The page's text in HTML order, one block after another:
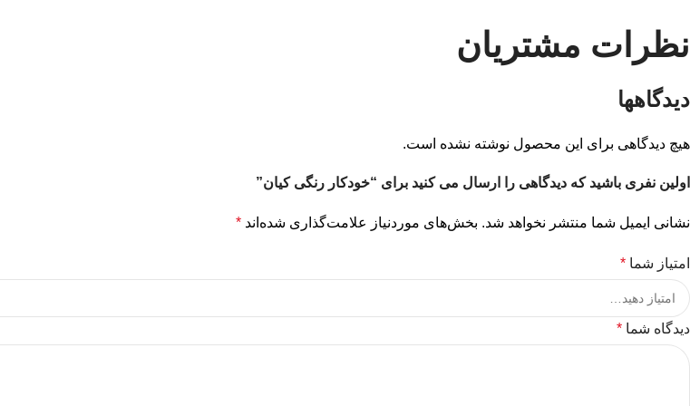
نظرات مشتریان
دیدگاهها
هیچ دیدگاهی برای این محصول نوشته نشده است.
اولین نفری باشید که دیدگاهی را ارسال می کنید برای “خودکار رنگی کیان”
نشانی ایمیل شما منتشر نخواهد شد. بخش‌های موردنیاز علامت‌گذاری شده‌اند *
امتیاز شما *
دیدگاه شما *